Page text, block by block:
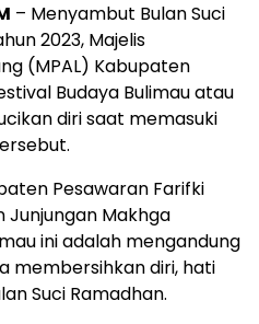
– Menyambut Bulan Suci
2023, Majelis
(MPAL) Kabupaten
Budaya Bulimau atau
diri saat memasuki
Pesawaran Farifki
Junjungan Makhga
ini adalah mengandung
membersihkan diri, hati
Suci Ramadhan.